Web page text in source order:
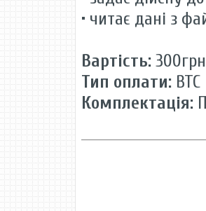
• читає дані з
Вартість:
Тип оплати: BTC
Комплектація: